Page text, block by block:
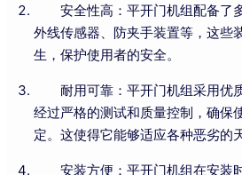
安全性高：平开门机组配备了
外线传感器、防夹手装置等，这些
生，保护使用者的安全。
耐用可靠：平开门机组采用优
经过严格的测试和质量控制，确保
定。这使得它能够适应各种恶劣的
安装方便：平开门机组在安装